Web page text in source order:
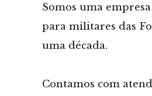
Somos uma
para militares das
uma década.
Contamos com